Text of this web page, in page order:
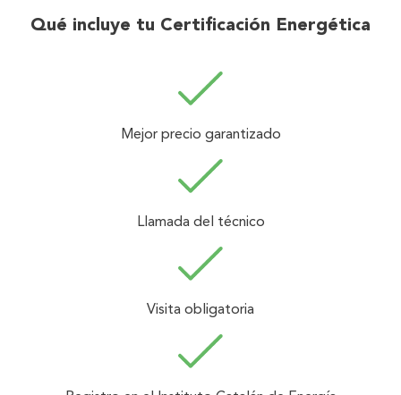
Qué incluye tu Certificación Energética
Mejor precio garantizado
Llamada del técnico
Visita obligatoria